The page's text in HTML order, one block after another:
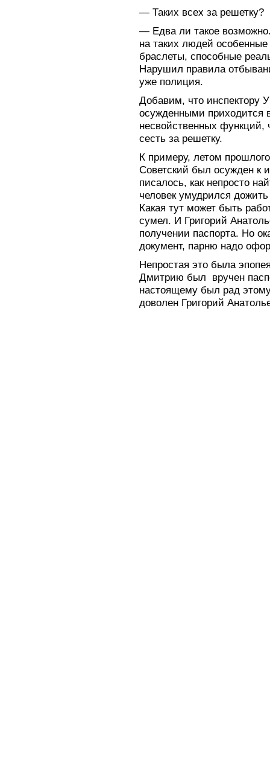
— Таких всех за решетку?
— Едва ли такое
на таких людей
браслеты, способные
Нарушил правила
уже полиция.
Добавим, что инспектору
осужденными приходится
несвойственных
сесть за решетку.
К примеру, летом
Советский был осужден к
писалось, как непросто
человек умудрился
Какая тут может быть
сумел. И Григорий
получении паспорта. Но
документ, парню надо
Непростая это была
Дмитрию был вручен
настоящему был рад
доволен Григорий